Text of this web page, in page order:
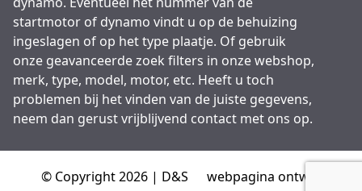
startmotor of dynamo vindt u op de behuizing
ingeslagen of op het type plaatje. Of gebruik
onze geavanceerde zoek filters in onze webshop,
merk, type, model, motor, etc. Heeft u toch
problemen bij het vinden van de juiste gegevens,
neem dan gerust vrijblijvend contact met ons op.
© Copyright 2026 | D&S
webpagina ontwikkeld